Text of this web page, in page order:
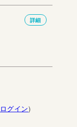
詳細
ログイン)